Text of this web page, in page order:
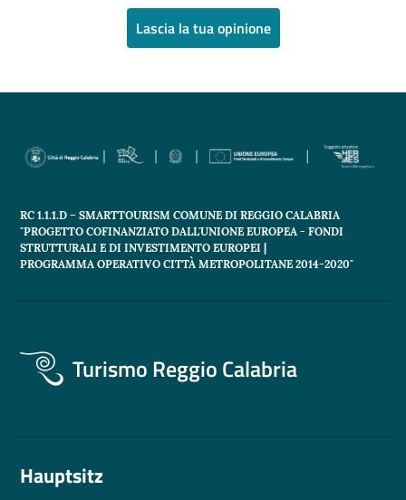
Lascia la tua opinione
RC 1.1.1.D – SMARTTOURISM COMUNE DI REGGIO CALABRIA
"PROGETTO COFINANZIATO DALL'UNIONE EUROPEA - FONDI
STRUTTURALI E DI INVESTIMENTO EUROPEI |
PROGRAMMA OPERATIVO CITTÀ METROPOLITANE 2014-2020"
Turismo Reggio Calabria
Hauptsitz